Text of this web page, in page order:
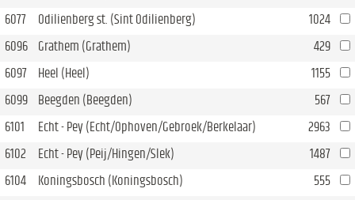
6077
Odilienberg st. (Sint Odilienberg)
1024
6096
Grathem (Grathem)
429
6097
Heel (Heel)
1155
6099
Beegden (Beegden)
567
6101
Echt - Pey (Echt/Ophoven/Gebroek/Berkelaar)
2963
6102
Echt - Pey (Peij/Hingen/Slek)
1487
6104
Koningsbosch (Koningsbosch)
555